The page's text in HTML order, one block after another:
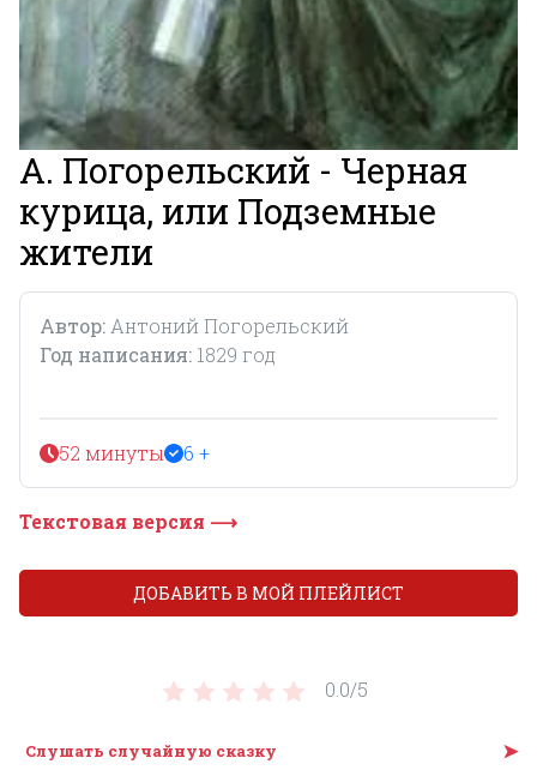
А. Погорельский - Черная
курица, или Подземные
жители
Автор: Антоний Погорельский
Год написания: 1829 год
52 минуты 6 +
Текстовая версия ⟶
0.0/5
Слушать случайную сказку ➤
ДОБАВИТЬ В МОЙ ПЛЕЙЛИСТ